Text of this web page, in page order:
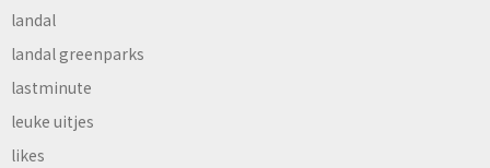
landal
landal greenparks
lastminute
leuke uitjes
likes